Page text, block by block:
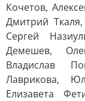
Кочетов,
Дмитрий
Сергей
Демешев,
Владислав
Лаврикова,
Елизавета